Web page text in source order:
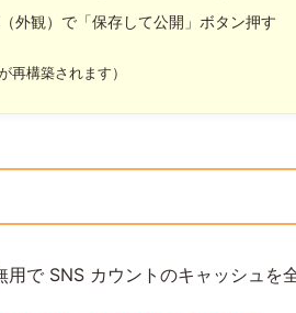
外観）で「保存して公開」ボタン押す
再構築されます）
で SNS カウントのキャッシュを